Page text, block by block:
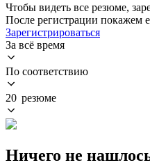
Чтобы видеть все резюме,
После регистрации покажем
Зарегистрироваться
За всё время
По соответствию
20 резюме
Ничего не